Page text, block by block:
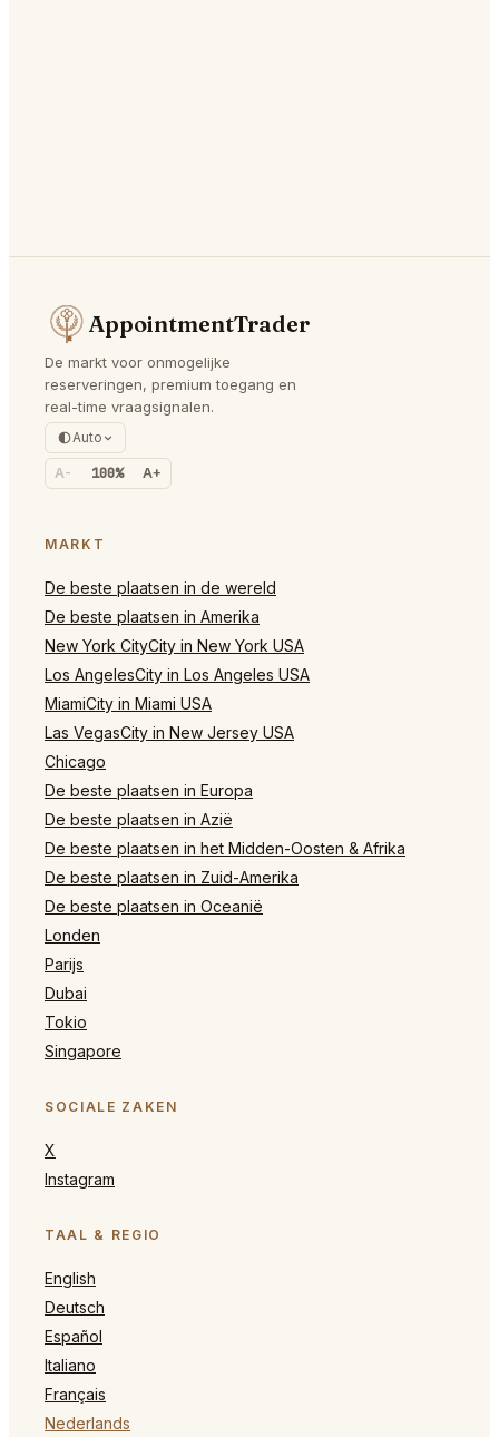
AppointmentTrader
De markt voor onmogelijke
reserveringen, premium toegang en
real-time vraagsignalen.
Auto
A- 100% A+
MARKT
De beste plaatsen in de wereld
De beste plaatsen in Amerika
New York CityCity in New York USA
Los AngelesCity in Los Angeles USA
MiamiCity in Miami USA
Las VegasCity in New Jersey USA
Chicago
De beste plaatsen in Europa
De beste plaatsen in Azië
De beste plaatsen in het Midden-Oosten & Afrika
De beste plaatsen in Zuid-Amerika
De beste plaatsen in Oceanië
Londen
Parijs
Dubai
Tokio
Singapore
SOCIALE ZAKEN
X
Instagram
TAAL & REGIO
English
Deutsch
Español
Italiano
Français
Nederlands